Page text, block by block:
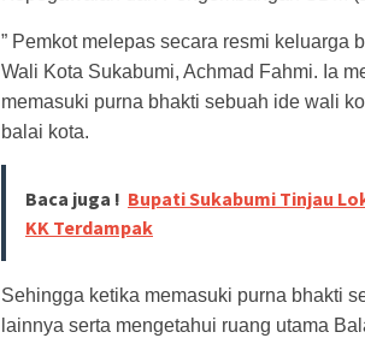
” Pemkot melepas secara resmi keluarga
Wali Kota Sukabumi, Achmad Fahmi. Ia
memasuki purna bhakti sebuah ide wali
balai kota.
Baca juga ! Bupati Sukabumi Tinjau
KK Terdampak
Sehingga ketika memasuki purna bhakti
lainnya serta mengetahui ruang utama